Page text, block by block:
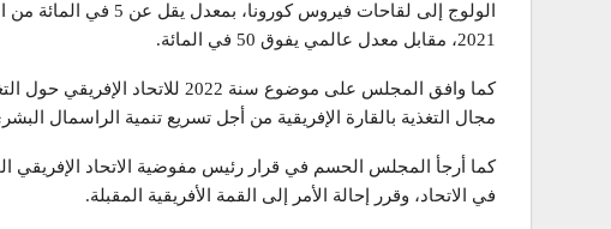
الولوج إلى لقاحات فيروس
2021، مقابل معدل عالمي يفوق 50 في المائة.
كما وافق المجلس على موضوع سنة 2022
مجال التغذية بالقارة الإفريقية من أجل تسريع تنمية الراسمال
كما أرجأ المجلس الحسم في قرار رئيس مفوضية الاتحاد الإفريقي
في الاتحاد، وقرر إحالة الأمر إلى القمة الأفريقية المقبلة.